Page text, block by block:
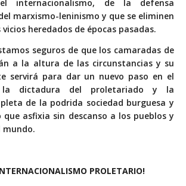
internacionalismo, de la defensa
marxismo-leninismo y que se eliminen
heredados de épocas pasadas.
seguros de que los camaradas de
a la altura de las circunstancias y su
servirá para dar un nuevo paso en el
la dictadura del proletariado y la
de la podrida sociedad burguesa y
asfixia sin descanso a los pueblos y
mundo.
PROLETARIO!